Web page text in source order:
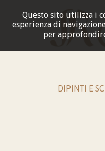
Questo sito utilizza i
esperienza di
per
DIPINTI E